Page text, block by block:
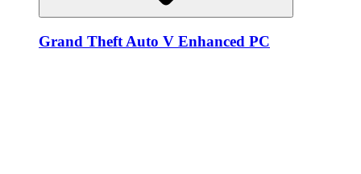
Grand Theft Auto V Enhanced PC